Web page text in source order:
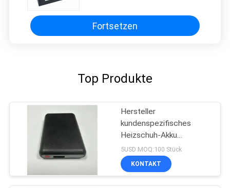
Fortsetzen
Top Produkte
Hersteller
kundenspezifisches
Heizschuh-Akku
5V2A5000Ma Batterie
5USD MOQ:100 Stück
KONTAKT